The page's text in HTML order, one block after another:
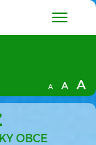
Hlavné
menu
A A A
OBCE